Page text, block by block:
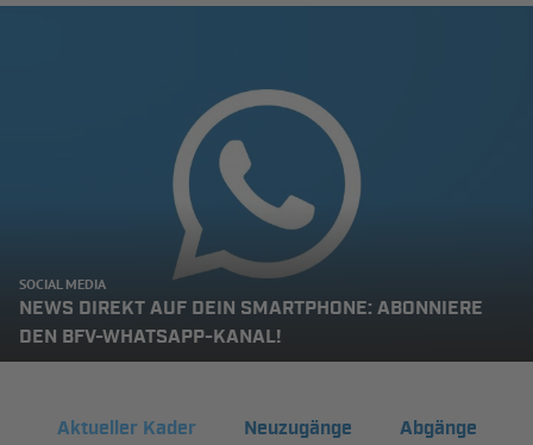
SOCIAL MEDIA
NEWS DIREKT AUF DEIN SMARTPHONE: ABONNIERE
DEN BFV-WHATSAPP-KANAL!
Aktueller Kader Neuzugänge Abgänge